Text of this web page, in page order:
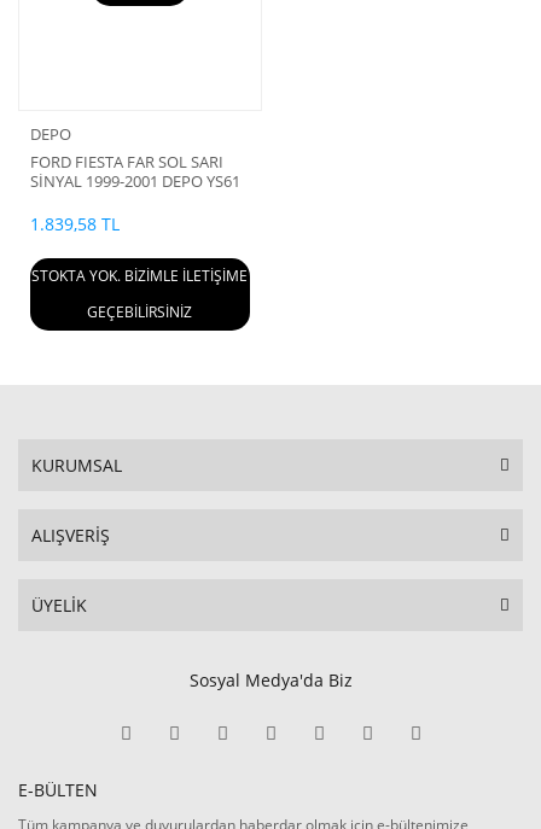
DEPO
FORD FIESTA FAR SOL SARI
SİNYAL 1999-2001 DEPO YS61
1.839,58 TL
STOKTA YOK. BİZİMLE İLETİŞİME
GEÇEBİLİRSİNİZ
KURUMSAL
ALIŞVERİŞ
ÜYELİK
Sosyal Medya'da Biz
E-BÜLTEN
Tüm kampanya ve duyurulardan haberdar olmak için e-bültenimize